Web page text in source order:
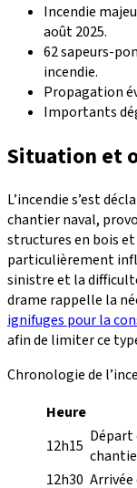
Incendie
août 2025.
62 sapeurs-
incendie.
Propagation
Importants
Situation et
L’incendie s’est
chantier naval,
structures en bois et
particulièrement
sinistre et la
drame rappelle la
ignifuges pour la
afin de limiter ce
Chronologie de
Heure
12h15 Départ
12h30 Arrivée